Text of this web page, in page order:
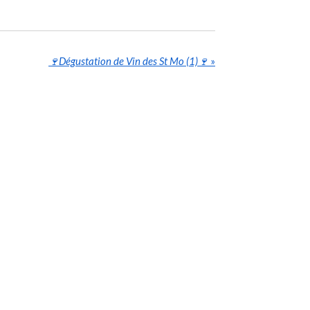
🍷Dégustation de Vin des St Mo (1)🍷 »